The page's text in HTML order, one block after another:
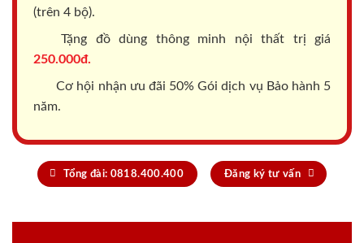
(trên 4 bộ).
Tặng đồ dùng thông minh nội thất trị giá
250.000đ.
Cơ hội nhận ưu đãi 50% Gói dịch vụ Bảo hành 5
năm.
Tổng đài: 0818.400.400 Đăng ký tư vấn